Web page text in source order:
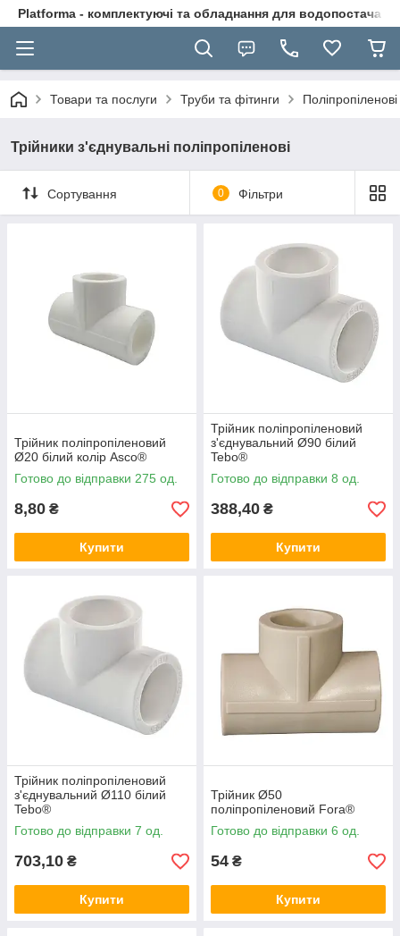
Platforma - комплектуючі та обладнання для
Товари та послуги Труби та фітинги
Трійники з'єднувальні поліпропіленові
Сортування 0 Фільтри
Трійник поліпропіленовий
Ø20 білий колір Asco®
Готово до відправки 275 од.
8,80 ₴
Купити
Трійник поліпропіленовий
з'єднувальний Ø90 білий
Tebo®
Готово до відправки 8 од.
388,40 ₴
Купити
Трійник поліпропіленовий
з'єднувальний Ø110 білий
Tebo®
Готово до відправки 7 од.
703,10 ₴
Купити
Трійник Ø50
поліпропіленовий Fora®
Готово до відправки 6 од.
54 ₴
Купити